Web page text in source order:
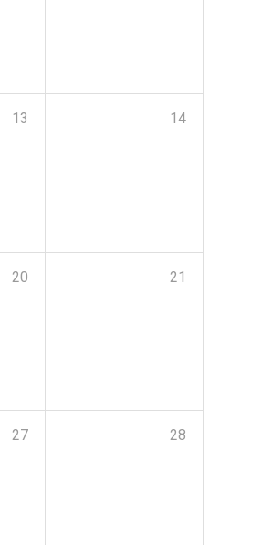
13 14
20 21
27 28